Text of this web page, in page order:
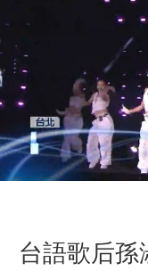
台語歌后孫